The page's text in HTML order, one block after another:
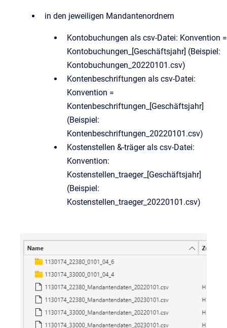
in den jeweiligen Mandantenordnern
Kontobuchungen als csv-Datei: Konvention =
Kontobuchungen_[Geschäftsjahr] (Beispiel:
Kontobuchungen_20220101.csv)
Kontenbeschriftungen als csv-Datei:
Konvention =
Kontenbeschriftungen_[Geschäftsjahr]
(Beispiel:
Kontenbeschriftungen_20220101.csv)
Kostenstellen &-träger als csv-Datei:
Konvention:
Kostenstellen_traeger_[Geschäftsjahr]
(Beispiel:
Kostenstellen_traeger_20220101.csv)